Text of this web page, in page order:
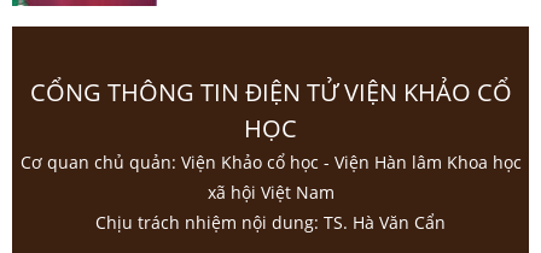
CỔNG THÔNG TIN ĐIỆN TỬ VIỆN KHẢO CỔ
HỌC
Cơ quan chủ quản: Viện Khảo cổ học - Viện Hàn lâm Khoa học
xã hội Việt Nam
Chịu trách nhiệm nội dung: TS. Hà Văn Cẩn